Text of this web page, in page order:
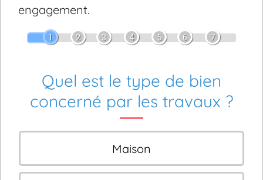
engagement.
1 2 3 4 5 6 7
Quel est le type de bien
concerné par les travaux ?
Maison